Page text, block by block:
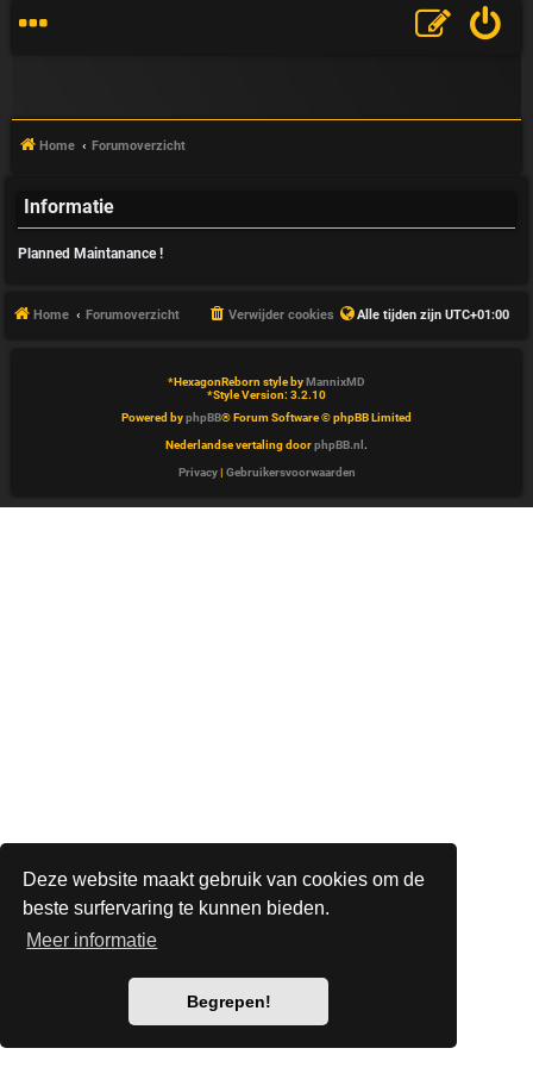
Deze website maakt gebruik van cookies om de
beste surfervaring te kunnen bieden.
Meer informatie
Begrepen!
V
A
Home Forumoverzicht
Informatie
Planned Maintanance !
Home Forumoverzicht Alle tijden zijn UTC+01:00
Verwijder cookies
*HexagonReborn style byMannixMD
*Style Version: 3.2.10
Powered byphpBB® Forum Software © phpBB Limited
Nederlandse vertaling doorphpBB.nl .
Privacy| Gebruikersvoorwaarden